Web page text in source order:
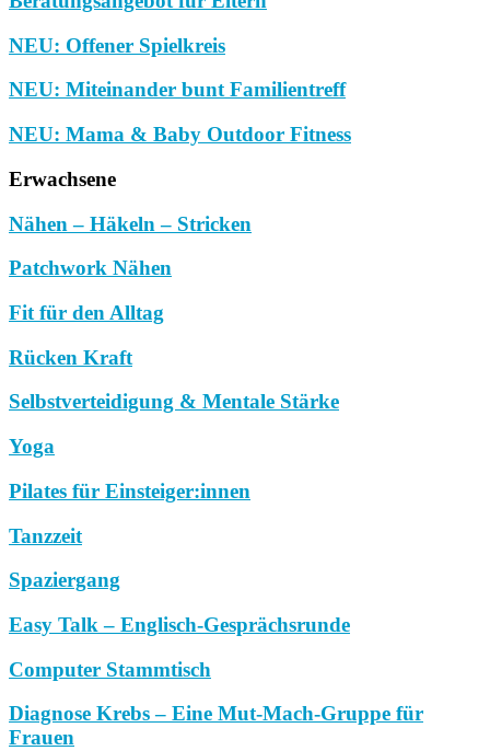
NEU: Offener Spielkreis
NEU: Miteinander bunt Familientreff
NEU: Mama & Baby Outdoor Fitness
Erwachsene
Nähen – Häkeln – Stricken
Patchwork Nähen
Fit für den Alltag
Rücken Kraft
Selbstverteidigung & Mentale Stärke
Yoga
Pilates für Einsteiger:innen
Tanzzeit
Spaziergang
Easy Talk – Englisch-Gesprächsrunde
Computer Stammtisch
Diagnose Krebs – Eine Mut-Mach-Gruppe für
Frauen